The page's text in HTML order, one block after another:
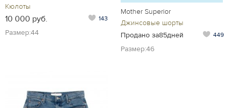
Кюлоты
10 000 руб. 143
Размер:44
Mother Superior
Джинсовые шорты
Продано за85дней
449
Размер:46